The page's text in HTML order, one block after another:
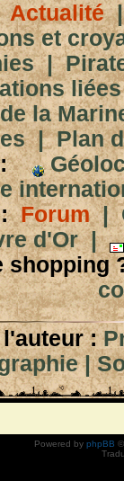
Actualité
et
|
la
|Plan
Forum|
d'Or|
shopping
:
|
Powered by phpBB